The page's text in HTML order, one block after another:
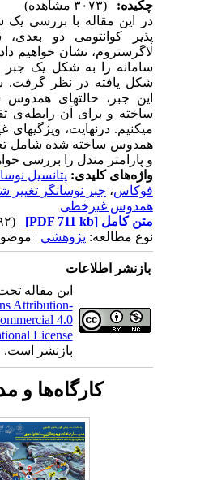
چکیده:
در این مقاله با بررسی یک
پذیر کوانتومی دو بعدی،
لاگرستروم، نشان خواهیم ‏داد
سامانه را به شکل یک جبر
شکل یافته در نظر گرفت.
این جبر، حالت‏های همدوس
ساخته و برای آن رابطهی
می‏کنیم. درنهایت، ویژگی‏های
همدوس ساخته شده شامل
و پارامتر مندل را بررسی
واژه‌های کلیدی:پتانسیل
فوکاس،جبر نوسانگر تغییر
همدوس غیرخطی
متن کامل[PDF 711 kb]
نوع مطالعه:پژوهشي| موضوع
بازنشر اطلاعات
این مقاله
Attribution-
4.0
License
بازنشر است.
کارگاه‌ها و